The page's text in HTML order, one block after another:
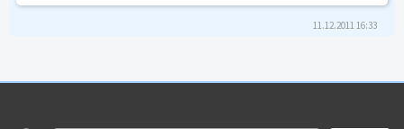
11.12.2011 16:33